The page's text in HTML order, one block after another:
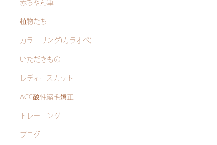
赤ちゃん筆
植物たち
カラーリング(カラオペ)
いただきもの
レディースカット
ACC酸性縮毛矯正
トレーニング
ブログ